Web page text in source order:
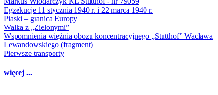
Egzekucje 11 stycznia 1940 r. i 22 marca 1940 r.
Piaski – granica Europy
Walka z „Zielonymi”
Wspomnienia więźnia obozu koncentracyjnego „Stutthof” Wacława
Lewandowskiego (fragment)
Pierwsze transporty
więcej ...